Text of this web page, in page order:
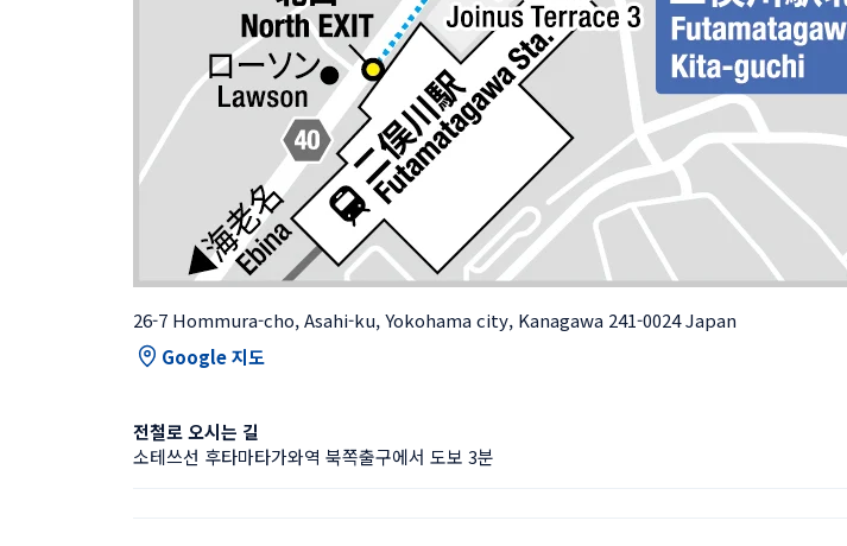
26-7 Hommura-cho, Asahi-ku, Yokohama city, Kanagawa 241-0024 Japan
Google 지도
전철로 오시는 길
소테쓰선 후타마타가와역 북쪽출구에서 도보 3분